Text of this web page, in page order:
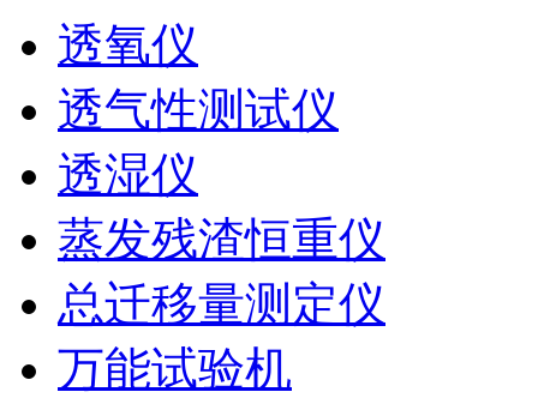
透氧仪
透气性测试仪
透湿仪
蒸发残渣恒重仪
总迁移量测定仪
万能试验机